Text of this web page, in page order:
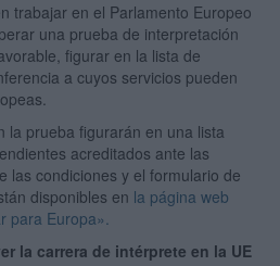
trabajar en el Parlamento Europeo
una prueba de interpretación
figurar en la lista de
a cuyos servicios pueden
la prueba figurarán en una lista
acreditados ante las
las condiciones y el formulario de
disponibles en la página web
para Europa».
la carrera de intérprete en la UE